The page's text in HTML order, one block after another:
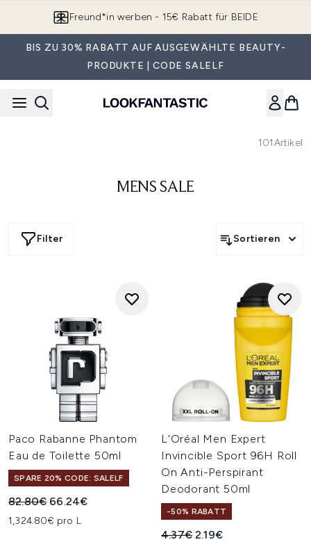
Freund*in werben - 15€ Rabatt für BEIDE
BIS ZU 30% RABATT AUF AUSGEWÄHLTE BEAUTY-
PRODUKTE | CODE SALELF
101Artikel
MENS SALE
Filter Sortieren
Paco Rabanne Phantom
Eau de Toilette 50ml
SPARE 20% CODE: SALELF
Unverbindliche Preisempfehlung:
82.80€ Aktueller Preis:
66.24€
1,324.80€ pro L
L'Oréal Men Expert
Invincible Sport 96H Roll
On Anti-Perspirant
Deodorant 50ml
-50% RABATT
Unverbindliche
4.37€ Aktueller Preis:
2.19€